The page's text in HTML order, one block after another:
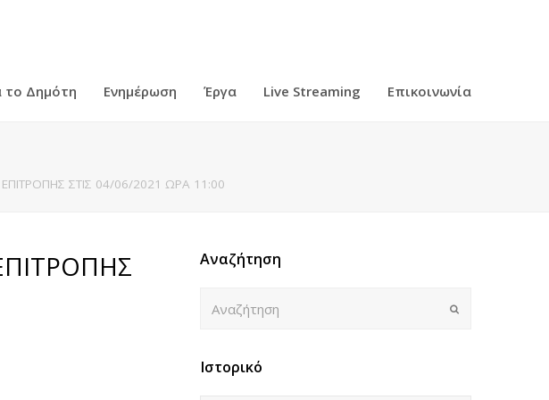
το Δημότη Ενημέρωση Έργα Live Streaming Επικοινωνία
ΣΤΙΣ 04/06/2021 ΩΡΑ 11:00
Αναζήτηση
Ιστορικό